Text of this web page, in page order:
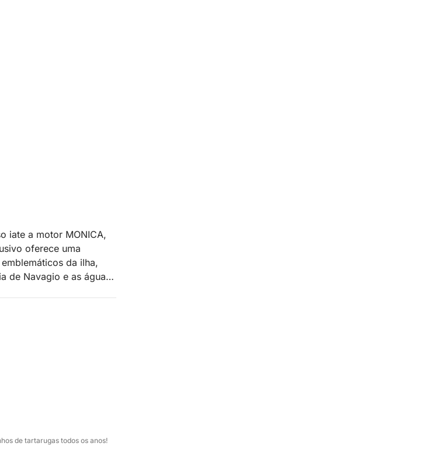
iate a motor MONICA,
oferece uma
da ilha,
de Navagio e as águas
da Grécia e uma das
desfrutar de
do seu iate.
ser organizado em
local de alta
Às 15h, você
de tartarugas todos os anos!